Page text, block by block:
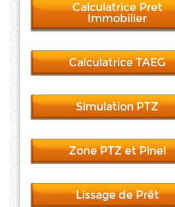
Calculatrice Pret
Immobilier
Calculatrice TAEG
Simulation PTZ
Zone PTZ et Pinel
Lissage de Prêt